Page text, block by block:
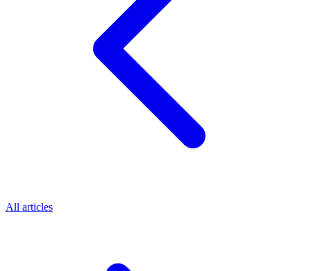
All articles